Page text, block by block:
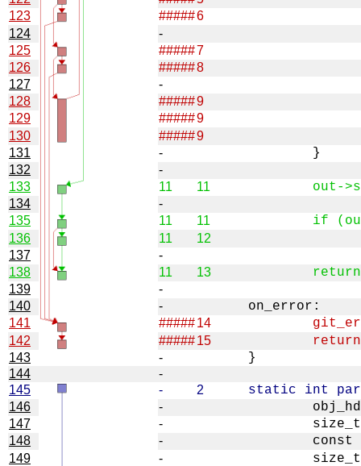
123
#####6
124
-
125
#####7
126
#####8
127
-
128
#####9
129
#####9
130
#####9
131
-
132
-
133
11
11
134
-
135
11
11
136
11
12
137
-
138
11
13
139
-
140
-
141 #####14
142
#####15
143
-
144
-
145
-
2
146
-
147
-
148
-
149
-